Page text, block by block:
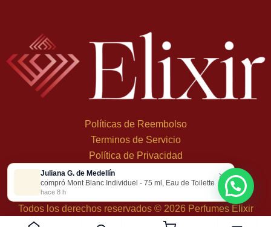
Políticas de Reembolso
Terminos de Servicio
Política de Privacidad
+57 324 248 8379
Todos los derechos reservados © 2026 Perfumes Elixir
Juliana G. de Medellín
compró Mont Blanc Individuel - 75 ml, Eau de Toilette
hace 8 h
×